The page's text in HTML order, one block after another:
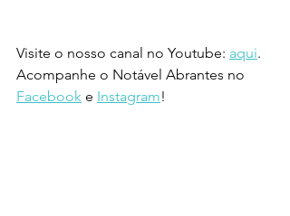
Visite o nosso canal no Youtube: aqui.
Acompanhe o Notável Abrantes no
Facebook e Instagram!